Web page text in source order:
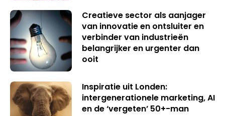
Creatieve sector als aanjager
van innovatie en ontsluiter en
verbinder van industrieën
belangrijker en urgenter dan
ooit
Inspiratie uit Londen:
intergenerationele marketing, AI
en de ‘vergeten’ 50+-man